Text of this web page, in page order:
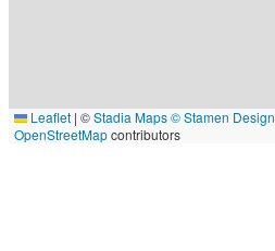
Leaflet | ©Stadia Maps© Stamen Design
OpenStreetMapcontributors